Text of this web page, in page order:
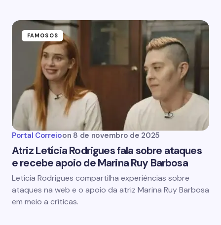
FAMOSOS
Portal Correioon 8 de novembro de 2025
Atriz Letícia Rodrigues fala sobre ataques
e recebe apoio de Marina Ruy Barbosa
Letícia Rodrigues compartilha experiências sobre
ataques na web e o apoio da atriz Marina Ruy Barbosa
em meio a críticas.